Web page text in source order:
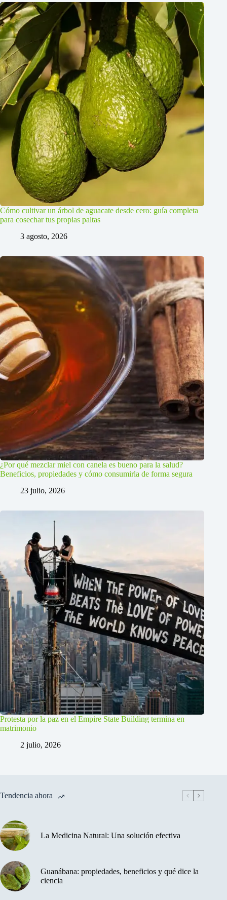
Cómo cultivar un árbol de aguacate desde cero: guía completa
para cosechar tus propias paltas
3 agosto, 2026
¿Por qué mezclar miel con canela es bueno para la salud?
Beneficios, propiedades y cómo consumirla de forma segura
23 julio, 2026
Protesta por la paz en el Empire State Building termina en
matrimonio
2 julio, 2026
Tendencia ahora
La Medicina Natural: Una solución efectiva
Guanábana: propiedades, beneficios y qué dice la
ciencia